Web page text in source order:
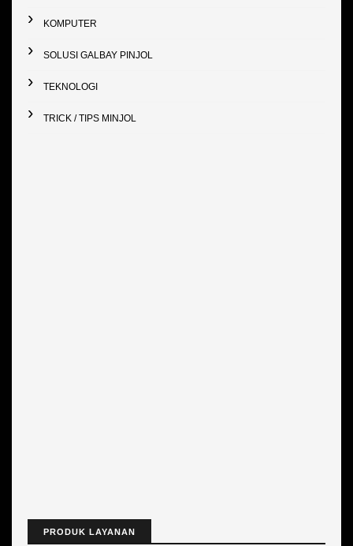
KOMPUTER
SOLUSI GALBAY PINJOL
TEKNOLOGI
TRICK / TIPS MINJOL
PRODUK LAYANAN